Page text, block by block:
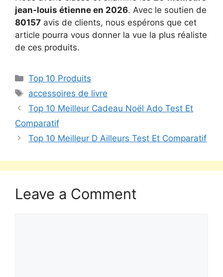
jean-louis étienne en 2026. Avec le soutien de
80157 avis de clients, nous espérons que cet
article pourra vous donner la vue la plus réaliste
de ces produits.
Top 10 Produits
accessoires de livre
Top 10 Meilleur Cadeau Noël Ado Test Et
Comparatif
Top 10 Meilleur D Ailleurs Test Et Comparatif
Leave a Comment